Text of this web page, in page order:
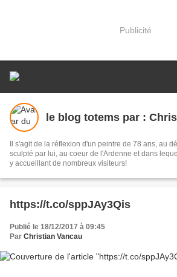
Publicité
le blog totems par :
Il s'agit de la réflexion d'un peintre de 78 ans, au
sculpté par lui, au coeur de l'Ardenne et dans
y accueillant de nombreux visiteurs!
https://t.co/sppJAy3Qis
Publié le 18/12/2017 à 09:45
Par Christian Vancau